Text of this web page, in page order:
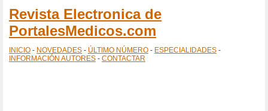
Revista Electronica de
PortalesMedicos.com
INICIO - NOVEDADES - ÚLTIMO NÚMERO - ESPECIALIDADES -
INFORMACIÓN AUTORES - CONTACTAR